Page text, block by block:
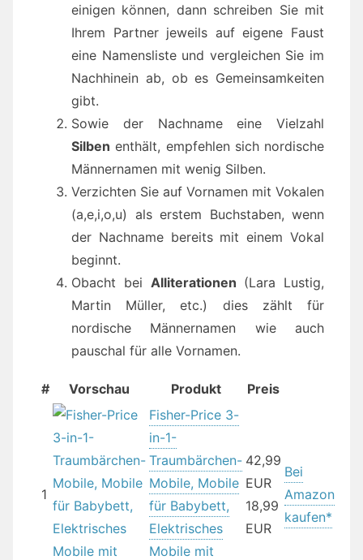
einigen können, dann schreiben Sie mit
Ihrem Partner jeweils auf eigene Faust
eine Namensliste und vergleichen Sie im
Nachhinein ab, ob es Gemeinsamkeiten
gibt.
Sowie der Nachname eine Vielzahl
Silben enthält, empfehlen sich nordische
Männernamen mit wenig Silben.
Verzichten Sie auf Vornamen mit Vokalen
(a,e,i,o,u) als erstem Buchstaben, wenn
der Nachname bereits mit einem Vokal
beginnt.
Obacht bei Alliterationen (Lara Lustig,
Martin Müller, etc.) dies zählt für
nordische Männernamen wie auch
pauschal für alle Vornamen.
# Vorschau Produkt Preis
1
Fisher-Price 3-
in-1-
Traumbärchen-
Mobile, Mobile
für Babybett,
Elektrisches
Mobile mit
42,99
EUR
18,99
EUR
Bei
Amazon
kaufen*